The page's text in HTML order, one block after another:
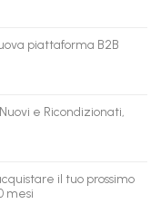
piattaforma B2B
e Ricondizionati,
il tuo prossimo
mesi